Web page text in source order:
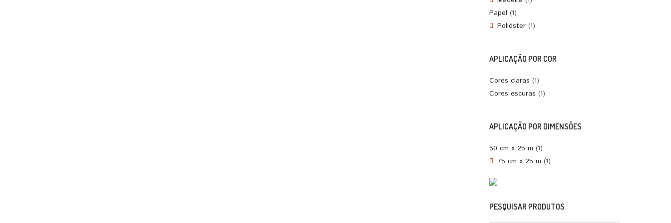
Papel (1)
Poliéster (1)
APLICAÇÃO POR COR
Cores claras (1)
Cores escuras (1)
APLICAÇÃO POR DIMENSÕES
50 cm x 25 m (1)
75 cm x 25 m (1)
PESQUISAR PRODUTOS